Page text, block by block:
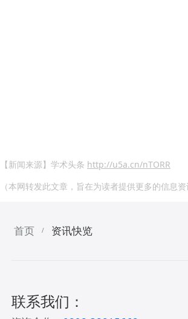
【新闻来源】学术头条 http://u5a.cn/nTORR
（本网转发此文章，旨在为读者提供更多的信息
首页 / 资讯快览
联系我们：